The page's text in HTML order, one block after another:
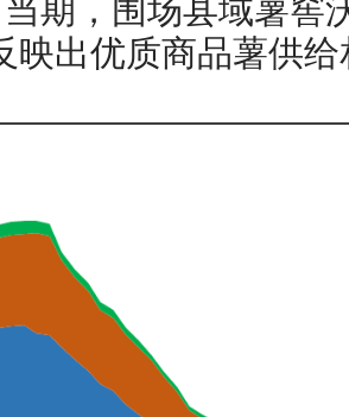
当期，围场县域薯窖
映出优质商品薯供